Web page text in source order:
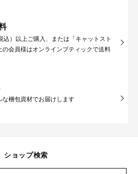
込）以上ご購入、または「キャットスト
の会員様はオンラインブティックで送料
な梱包資材でお届けします
ショップ検索